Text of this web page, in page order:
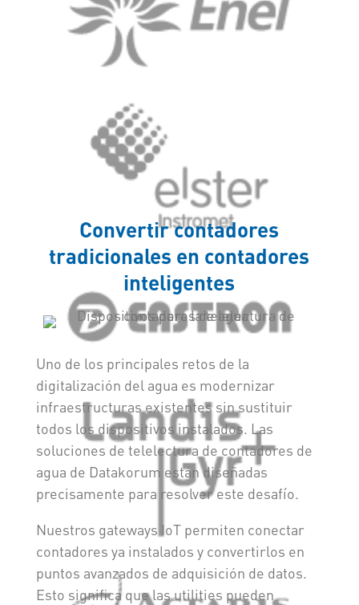
Convertir contadores
tradicionales en contadores
inteligentes
Uno de los principales retos de la
digitalización del agua es modernizar
infraestructuras existentes sin sustituir
todos los dispositivos instalados. Las
soluciones de telelectura de contadores de
agua de Datakorum están diseñadas
precisamente para resolver este desafío.
Nuestros gateways IoT permiten conectar
contadores ya instalados y convertirlos en
puntos avanzados de adquisición de datos.
Esto significa que las utilities pueden